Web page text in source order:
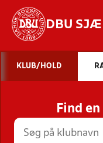
DBU
STILLINGER,
KLUB/HOLD
Find